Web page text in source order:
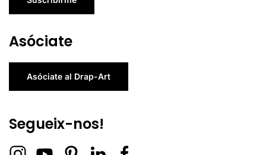
Asóciate
Asóciate al Drap-Art
Segueix-nos!